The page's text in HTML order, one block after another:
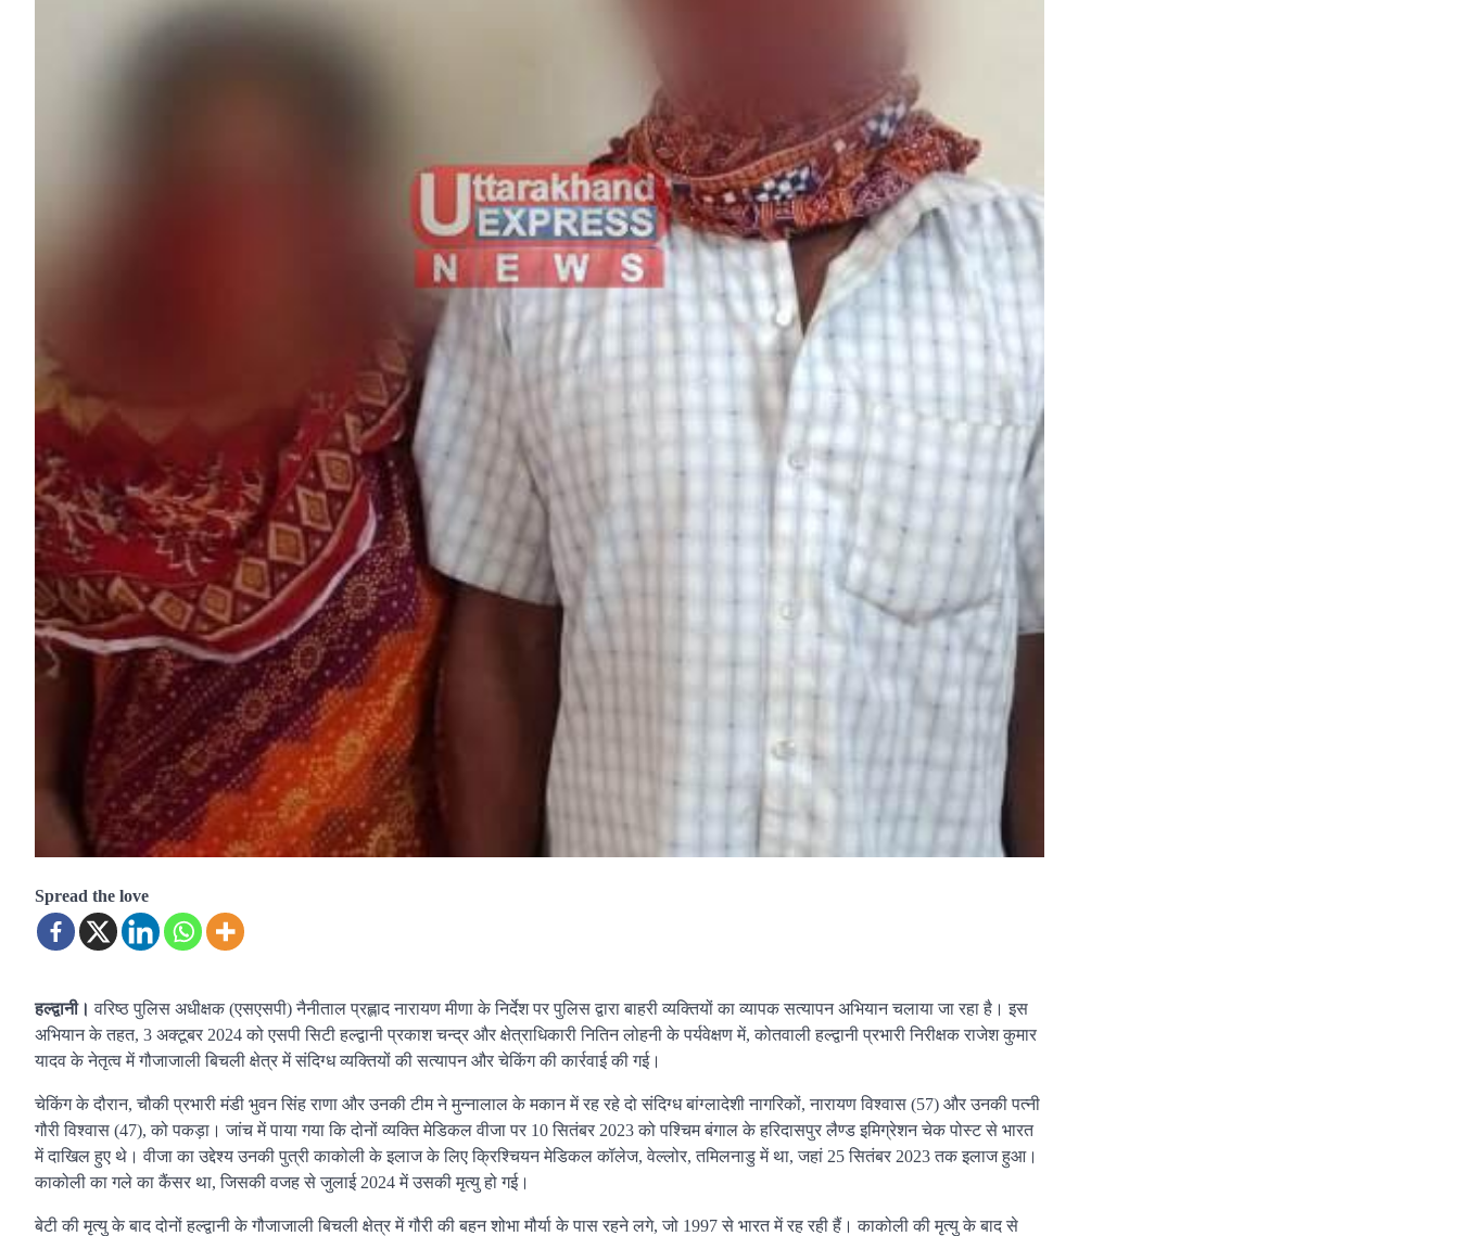
Spread the love
हल्द्वानी। वरिष्ठ पुलिस अधीक्षक (एसएसपी) नैनीताल प्रह्लाद नारायण मीणा के निर्देश पर पुलिस द्वारा बाहरी व्यक्तियों का व्यापक सत्यापन अभियान चलाया जा रहा है। इस
अभियान के तहत, 3 अक्टूबर 2024 को एसपी सिटी हल्द्वानी प्रकाश चन्द्र और क्षेत्राधिकारी नितिन लोहनी के पर्यवेक्षण में, कोतवाली हल्द्वानी प्रभारी निरीक्षक राजेश कुमार
यादव के नेतृत्व में गौजाजाली बिचली क्षेत्र में संदिग्ध व्यक्तियों की सत्यापन और चेकिंग की कार्रवाई की गई।
चेकिंग के दौरान, चौकी प्रभारी मंडी भुवन सिंह राणा और उनकी टीम ने मुन्नालाल के मकान में रह रहे दो संदिग्ध बांग्लादेशी नागरिकों, नारायण विश्वास (57) और उनकी पत्नी
गौरी विश्वास (47), को पकड़ा। जांच में पाया गया कि दोनों व्यक्ति मेडिकल वीजा पर 10 सितंबर 2023 को पश्चिम बंगाल के हरिदासपुर लैण्ड इमिग्रेशन चेक पोस्ट से भारत
में दाखिल हुए थे। वीजा का उद्देश्य उनकी पुत्री काकोली के इलाज के लिए क्रिश्चियन मेडिकल कॉलेज, वेल्लोर, तमिलनाडु में था, जहां 25 सितंबर 2023 तक इलाज हुआ।
काकोली का गले का कैंसर था, जिसकी वजह से जुलाई 2024 में उसकी मृत्यु हो गई।
बेटी की मृत्यु के बाद दोनों हल्द्वानी के गौजाजाली बिचली क्षेत्र में गौरी की बहन शोभा मौर्या के पास रहने लगे, जो 1997 से भारत में रह रही हैं। काकोली की मृत्यु के बाद से